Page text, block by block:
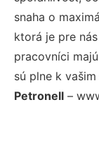
snaha o
ktorá je pre
pracovníci
sú plne k
Petronell –